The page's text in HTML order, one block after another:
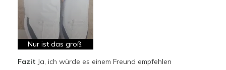
Attraktives Design
Bequem
Hübsch
Leicht
Nur ist das groß.
Fazit Ja, ich würde es einem Freund empfehlen